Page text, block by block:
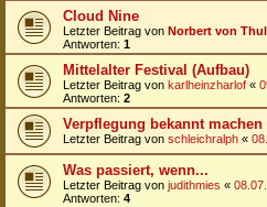
Cloud Nine
Letzter Beitrag von Norbert von
Antworten: 1
Mittelalter Festival (Aufbau)
Letzter Beitrag von karlheinzharlof «
Antworten: 2
Verpflegung bekannt machen
Letzter Beitrag von schleichralph «
Was passiert, wenn...
Letzter Beitrag von judithmies «
Antworten: 4